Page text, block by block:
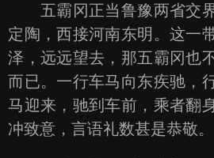
五霸冈正当鲁豫两省交界
定陶，西接河南东明。这一
泽，远远望去，那五霸冈也
而已。一行车马向东疾驰，
马迎来，驰到车前，乘者翻
冲致意，言语礼数甚是恭敬。